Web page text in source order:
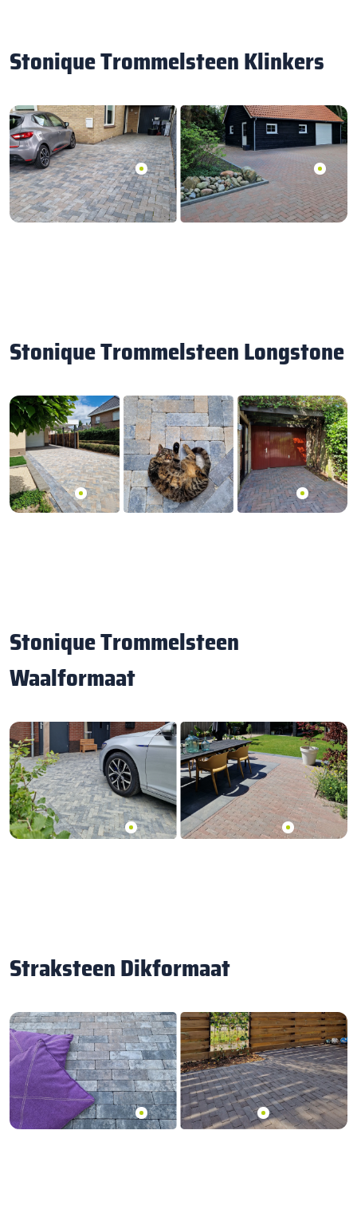
Stonique Trommelsteen Klinkers
Stonique Trommelsteen Longstone
Stonique Trommelsteen
Waalformaat
Straksteen Dikformaat